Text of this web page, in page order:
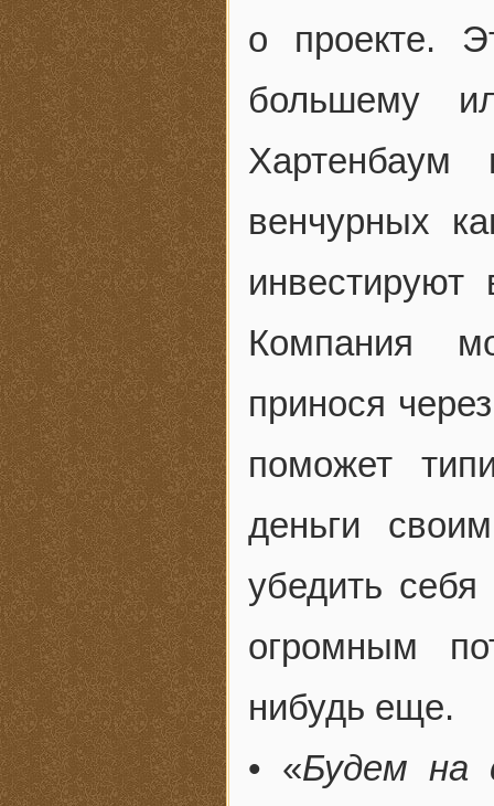
о проекте.
большему
Хартенбаум
венчурных
Компания
принося
поможет
деньги
убедить
огромным
нибудь еще.
• «Будем на